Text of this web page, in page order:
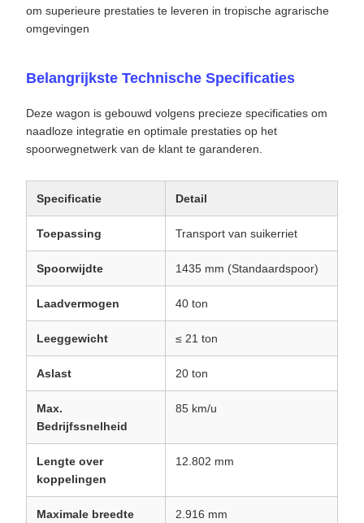
om superieure prestaties te leveren in tropische agrarische
omgevingen
Belangrijkste Technische Specificaties
Deze wagon is gebouwd volgens precieze specificaties om
naadloze integratie en optimale prestaties op het
spoorwegnetwerk van de klant te garanderen.
Specificatie Detail
Toepassing Transport van suikerriet
Spoorwijdte 1435 mm (Standaardspoor)
Laadvermogen 40 ton
Leeggewicht ≤ 21 ton
Aslast 20 ton
Max.
Bedrijfssnelheid
85 km/u
Lengte over
koppelingen
12.802 mm
Maximale breedte 2.916 mm